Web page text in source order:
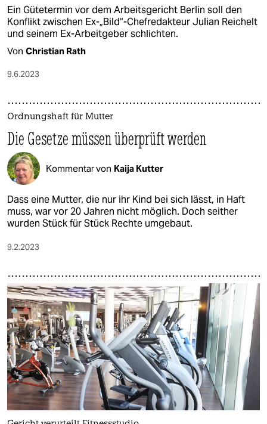
Ein Gütetermin vor dem Arbeitsgericht Berlin soll den
Konflikt zwischen Ex-„Bild“-Chefredakteur Julian Reichelt
und seinem Ex-Arbeitgeber schlichten.
Von Christian Rath
9.6.2023
Ordnungshaft für Mutter
Die Gesetze müssen überprüft werden
Kommentar von Kaija Kutter
Dass eine Mutter, die nur ihr Kind bei sich lässt, in Haft
muss, war vor 20 Jahren nicht möglich. Doch seither
wurden Stück für Stück Rechte umgebaut.
9.2.2023